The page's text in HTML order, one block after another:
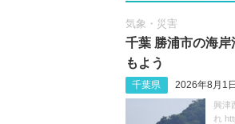
気象・災害
千葉 勝浦市の海
もよう
千葉県 2026年8月1
興津
れ